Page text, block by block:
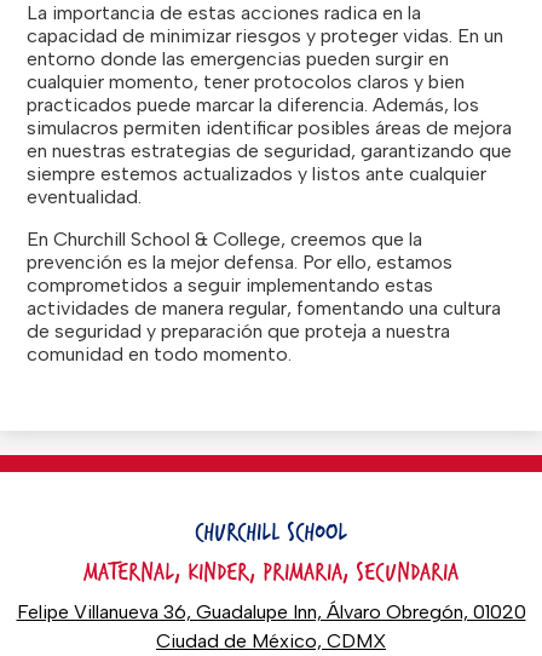
La importancia de estas acciones radica en la
capacidad de minimizar riesgos y proteger vidas. En un
entorno donde las emergencias pueden surgir en
cualquier momento, tener protocolos claros y bien
practicados puede marcar la diferencia. Además, los
simulacros permiten identificar posibles áreas de mejora
en nuestras estrategias de seguridad, garantizando que
siempre estemos actualizados y listos ante cualquier
eventualidad.
En Churchill School & College, creemos que la
prevención es la mejor defensa. Por ello, estamos
comprometidos a seguir implementando estas
actividades de manera regular, fomentando una cultura
de seguridad y preparación que proteja a nuestra
comunidad en todo momento.
CHURCHILL SCHOOL
MATERNAL, KINDER, PRIMARIA, SECUNDARIA
Felipe Villanueva 36, Guadalupe Inn, Álvaro Obregón, 01020
Ciudad de México, CDMX